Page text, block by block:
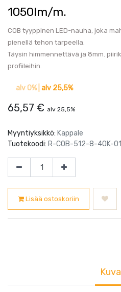
1050lm/m.
COB tyyppinen LED-nauha, joka
pienellä tehon tarpeella.
Täysin himmennettävä ja 8mm.
profiileihin.
alv 0%| alv 25,5%
65,57 € alv 25,5%
Myyntiyksikkö: Kappale
Tuotekoodi: R-COB-512-8-40K-01
Lisää ostoskoriin